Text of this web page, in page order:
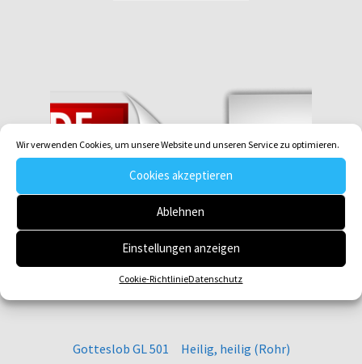
Wir verwenden Cookies, um unsere Website und unseren Service zu optimieren.
Cookies akzeptieren
Ablehnen
Einstellungen anzeigen
Cookie-RichtlinieDatenschutz
Gotteslob GL 501 Heilig, heilig (Rohr)